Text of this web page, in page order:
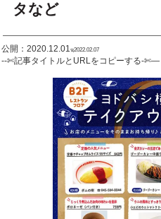
タなど
公開：2020.12.01ಇ2022.02.07
--✄記事タイトルとURLをコピーする-✄—